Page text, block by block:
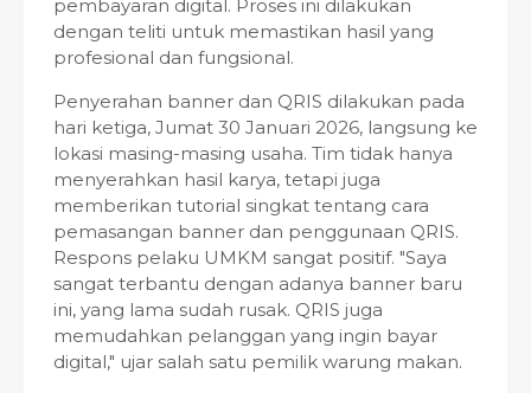
pembayaran digital. Proses ini dilakukan
dengan teliti untuk memastikan hasil yang
profesional dan fungsional.
Penyerahan banner dan QRIS dilakukan pada
hari ketiga, Jumat 30 Januari 2026, langsung ke
lokasi masing-masing usaha. Tim tidak hanya
menyerahkan hasil karya, tetapi juga
memberikan tutorial singkat tentang cara
pemasangan banner dan penggunaan QRIS.
Respons pelaku UMKM sangat positif. "Saya
sangat terbantu dengan adanya banner baru
ini, yang lama sudah rusak. QRIS juga
memudahkan pelanggan yang ingin bayar
digital," ujar salah satu pemilik warung makan.